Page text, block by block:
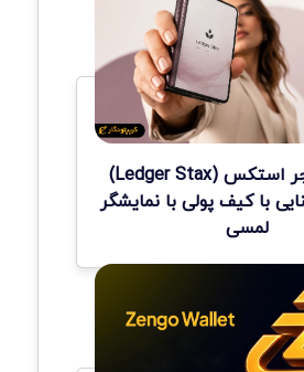
کیف پول لجر استکس (Ledger Stax)
با کیف پولی با نمایشگر
لمسی